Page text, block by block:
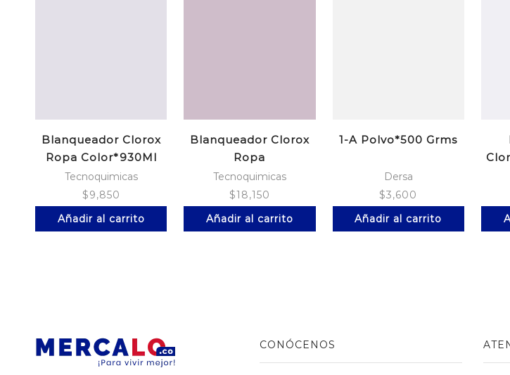
Blanqueador Clorox
Ropa Color*930Ml
Tecnoquimicas
$9,850
Añadir al carrito
Blanqueador Clorox
Ropa
Color*1800Ml+930
Tecnoquimicas
$18,150
Añadir al carrito
1-A Polvo*500 Grms
Dersa
$3,600
Añadir al carrito
CONÓCENOS